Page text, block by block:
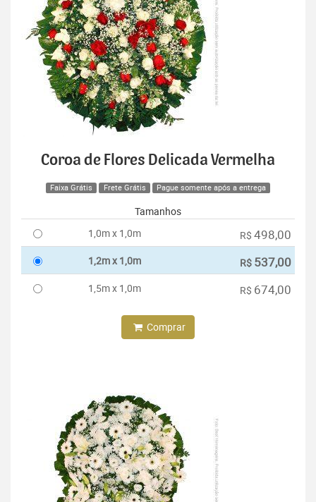
Coroa de Flores Delicada Vermelha
Faixa Grátis Frete Grátis Pague somente após a entrega
Tamanhos
1,0m x 1,0m
R$ 498,00
1,2m x 1,0m R$ 537,00
1,5m x 1,0m R$ 674,00
Comprar